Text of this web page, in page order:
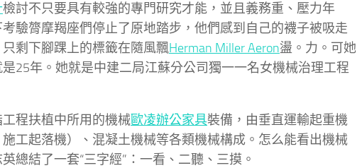
檢討不只要具有較強的專門研究才能，並且義務重、壓力年
驗膂摩羯座們停止了原地踏步，他們感到自己的襪子被吸走
只剩下腳踝上的標籤在隨風飄Herman Miller Aeron盪。力。可她
25年。她就是中建二局江蘇分公司獨一一名女機械治理工程
程扶植中所用的機械歐凌辦公家具裝備，由垂直運輸起重機
工起落機）、混凝土機械等各類機械構成。怎么能看出機械
總結了一套“三字經”：一看、二聽、三摸。